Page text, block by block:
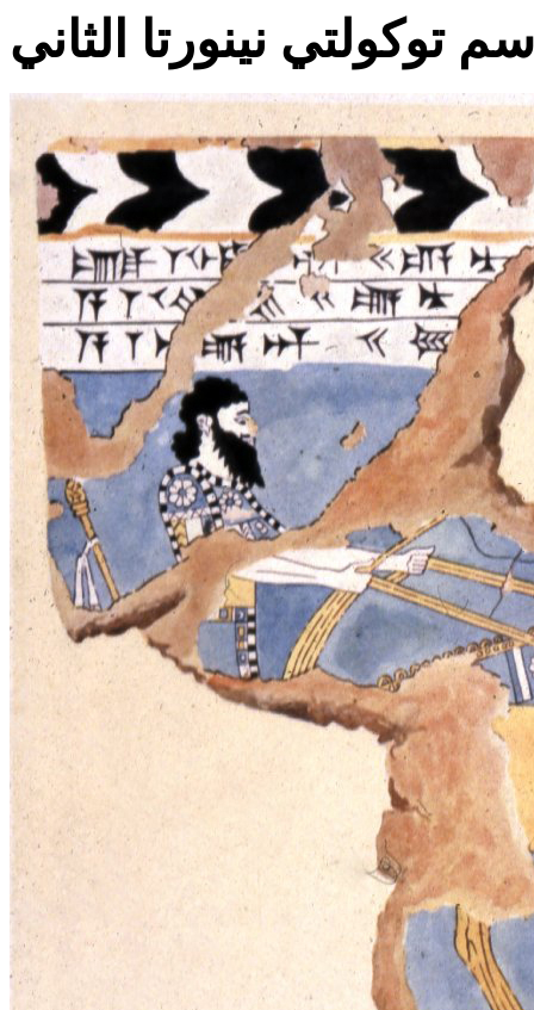
توكولتي نينورتا الثاني